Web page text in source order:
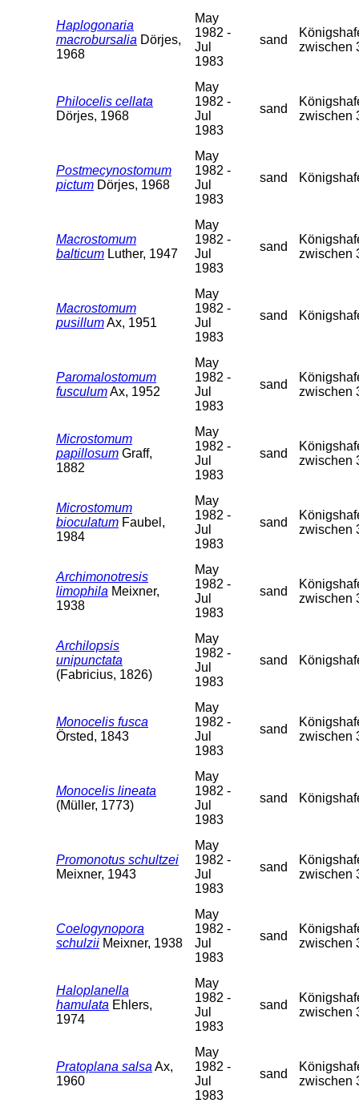
Haplogonaria
macrobursalia Dörjes,
1968
May
1982 -
Jul
1983
sand
zwischen
Philocelis cellata
Dörjes, 1968
May
1982 -
Jul
1983
sand
zwischen
Postmecynostomum
pictum Dörjes, 1968
May
1982 -
Jul
1983
sand
Macrostomum
balticum Luther, 1947
May
1982 -
Jul
1983
sand
zwischen
Macrostomum
pusillumAx, 1951
May
1982 -
Jul
1983
sand
Paromalostomum
fusculumAx, 1952
May
1982 -
Jul
1983
sand
zwischen
Microstomum
papillosum Graff,
1882
May
1982 -
Jul
1983
sand
zwischen
Microstomum
bioculatum Faubel,
1984
May
1982 -
Jul
1983
sand
zwischen
Archimonotresis
limophila Meixner,
1938
May
1982 -
Jul
1983
sand
zwischen
Archilopsis
unipunctata
(Fabricius, 1826)
May
1982 -
Jul
1983
sand
Monocelis fusca
Örsted, 1843
May
1982 -
Jul
1983
sand
zwischen
Monocelis lineata
(Müller, 1773)
May
1982 -
Jul
1983
sand
Promonotus schultzei
Meixner, 1943
May
1982 -
Jul
1983
sand
zwischen
Coelogynopora
schulzii Meixner, 1938
May
1982 -
Jul
1983
sand
zwischen
Haloplanella
hamulata Ehlers,
1974
May
1982 -
Jul
1983
sand
zwischen
Pratoplana salsa Ax,
1960
May
1982 -
Jul
1983
sand
zwischen